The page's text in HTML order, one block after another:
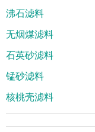
沸石滤料
无烟煤滤料
石英砂滤料
锰砂滤料
核桃壳滤料